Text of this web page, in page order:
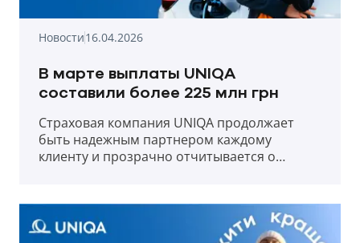
Новости16.04.2026
В марте выплаты UNIQA
составили более 225 млн грн
Страховая компания UNIQA продолжает
быть надежным партнером каждому
клиенту и прозрачно отчитывается о